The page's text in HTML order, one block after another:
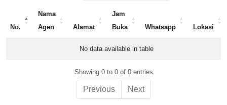
No.
Nama
Agen
Alamat
Jam
Buka
Whatsapp Lokasi
Alamat
Jam
Whatsapp
No data available in table
Showing 0 to 0 of 0 entries
Previous Next